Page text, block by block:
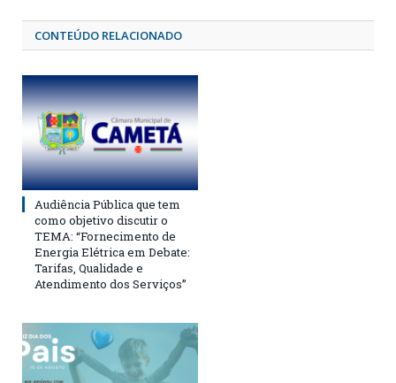
CONTEÚDO RELACIONADO
Audiência Pública que tem
como objetivo discutir o
TEMA: “Fornecimento de
Energia Elétrica em Debate:
Tarifas, Qualidade e
Atendimento dos Serviços”